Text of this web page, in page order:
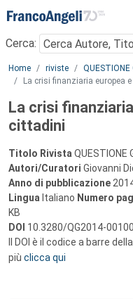
Menu
Cerca:
Main content
Home riviste QUESTIONE
La crisi finanziaria europea
La crisi
cittadini
Titolo Rivista QUESTIONE
Autori/Curatori Giovanni
Anno di pubblicazione
Lingua Italiano Numero
KB
DOI 10.3280/QG2014-
Il DOI è il codice a barre
più clicca qui